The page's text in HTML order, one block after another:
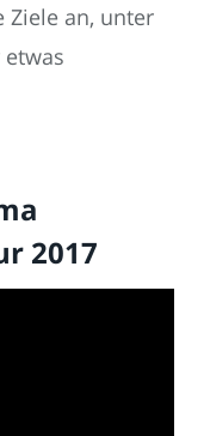
Ziele an, unter
2017